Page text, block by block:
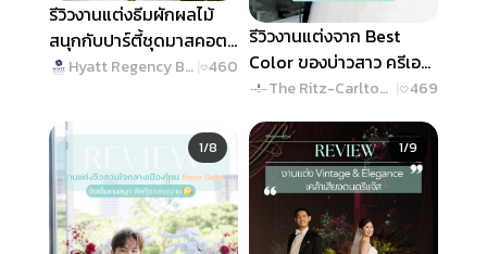
รีวิวงานแต่งธีมผักผลไม้
สนุกกับปาร์ตี้ชุดมาสคอต!
@ Hyatt RegencyHyatt Regency Bangkok Sukhumvit | 460
รีวิวงานแต่งจาก Best
Color ของบ่าวสาว ครีเอท
งานสวยทุกดีเทล @ The
The Ritz-Carlton, Bangkok 469
Slide 1 of 8
1/8
Slide 1 of 9
1/9